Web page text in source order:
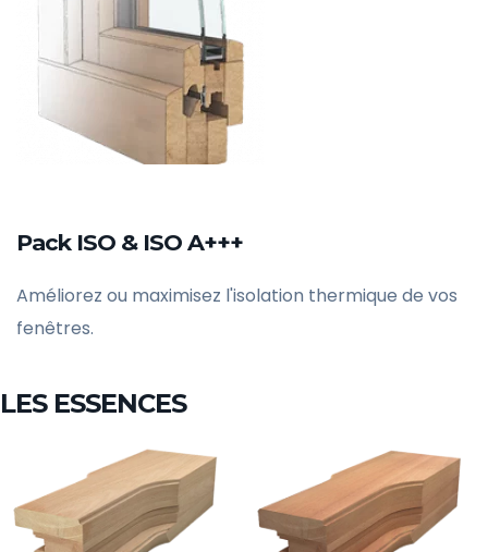
Pack ISO & ISO A+++
Améliorez ou maximisez l'isolation thermique de vos
fenêtres.
LES ESSENCES